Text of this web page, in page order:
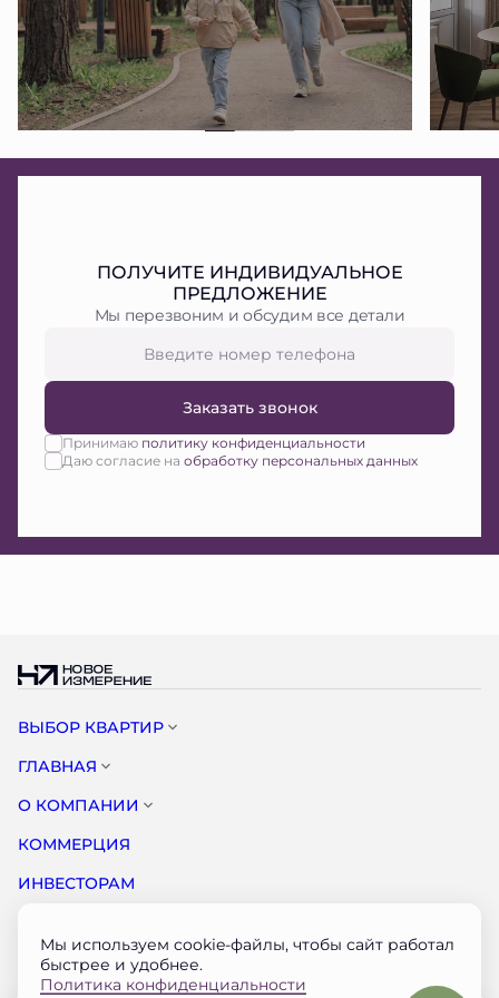
ПОЛУЧИТЕ ИНДИВИДУАЛЬНОЕ
ПРЕДЛОЖЕНИЕ
Мы перезвоним и обсудим все детали
Заказать звонок
Принимаю политику конфиденциальности
Даю согласие на обработку персональных данных
ВЫБОР КВАРТИР
ГЛАВНАЯ
О КОМПАНИИ
КОММЕРЦИЯ
ИНВЕСТОРАМ
КОНТАКТЫ
Мы используем cookie-файлы, чтобы сайт работал
быстрее и удобнее.
Политика конфиденциальности